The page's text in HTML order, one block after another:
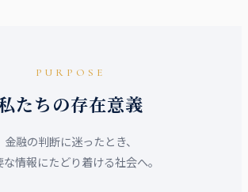
PURPOSE
たちの存在意義
金融の判断に迷ったとき、
な情報にたどり着ける社会へ。